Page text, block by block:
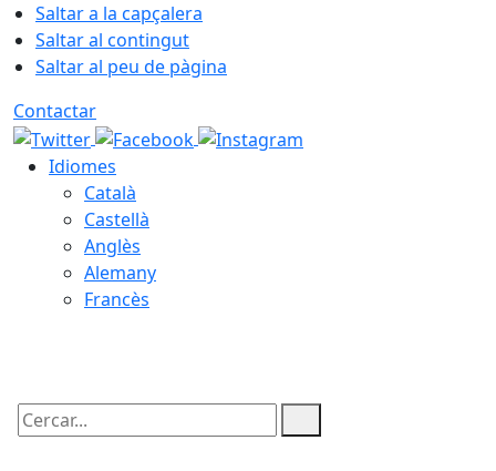
Saltar a la capçalera
Saltar al contingut
Saltar al peu de pàgina
Contactar
Idiomes
Català
Castellà
Anglès
Alemany
Francès
Cercar: